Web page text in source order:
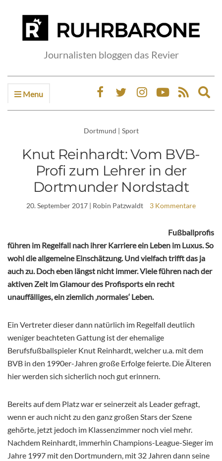
Journalisten bloggen das Revier
Menu
Dortmund | Sport
Knut Reinhardt: Vom BVB-
Profi zum Lehrer in der
Dortmunder Nordstadt
20. September 2017 | Robin Patzwaldt 3 Kommentare
Fußballprofis
führen im Regelfall nach ihrer Karriere ein Leben im Luxus. So
wohl die allgemeine Einschätzung. Und vielfach trifft das ja
auch zu. Doch eben längst nicht immer. Viele führen nach der
aktiven Zeit im Glamour des Profisports ein recht
unauffälliges, ein ziemlich ‚normales‘ Leben.
Ein Vertreter dieser dann natürlich im Regelfall deutlich
weniger beachteten Gattung ist der ehemalige
Berufsfußballspieler Knut Reinhardt, welcher u.a. mit dem
BVB in den 1990er-Jahren große Erfolge feierte. Die Älteren
hier werden sich sicherlich noch gut erinnern.
Bereits auf dem Platz war er seinerzeit als Leader gefragt,
wenn er auch nicht zu den ganz großen Stars der Szene
gehörte, jetzt jedoch im Klassenzimmer noch viel mehr.
Nachdem Reinhardt, immerhin Champions-League-Sieger im
Jahre 1997 mit den Dortmundern, mit 32 Jahren dann seine